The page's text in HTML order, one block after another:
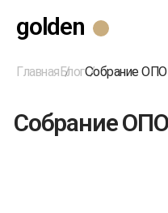
golden
ГлавнаяБлогСобрание
Собрание